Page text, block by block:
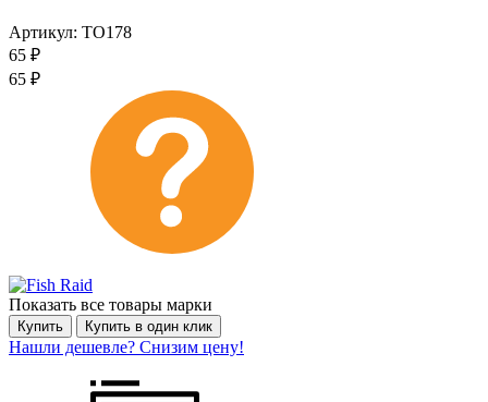
Артикул: TO178
65 ₽
65 ₽
Показать все товары марки
Купить Купить в один клик
Нашли дешевле? Снизим цену!